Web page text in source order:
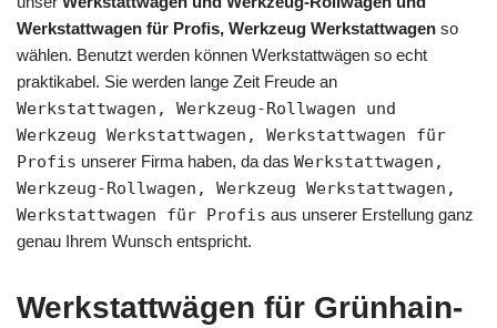
Werkstattwagen für Profis, Werkzeug Werkstattwagen so
wählen. Benutzt werden können Werkstattwägen so echt
praktikabel. Sie werden lange Zeit Freude an
Werkstattwagen, Werkzeug-Rollwagen und
Werkzeug Werkstattwagen, Werkstattwagen für
Profis unserer Firma haben, da das Werkstattwagen,
Werkzeug-Rollwagen, Werkzeug Werkstattwagen,
Werkstattwagen für Profis aus unserer Erstellung ganz
genau Ihrem Wunsch entspricht.
Werkstattwägen für Grünhain-